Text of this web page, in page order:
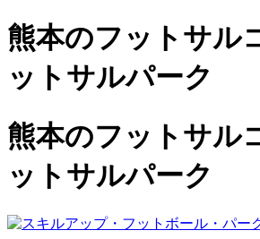
熊本のフットサル
ットサルパーク
熊本のフットサル
ットサルパーク